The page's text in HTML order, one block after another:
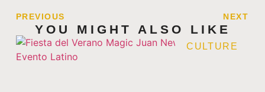
PREVIOUS NEXT
YOU MIGHT ALSO LIKE
CULTURE